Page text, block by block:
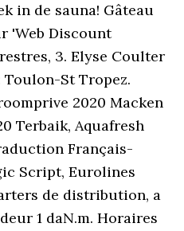
in de sauna! Gâteau
'Web Discount
3. Elyse Coulter
Toulon-St Tropez.
2020 Macken
Terbaik, Aquafresh
Français-
Script, Eurolines
de distribution, a
1 daN.m. Horaires